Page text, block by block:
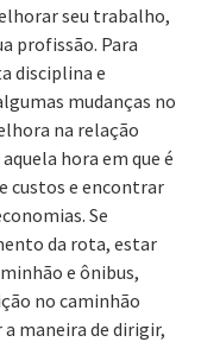
seu trabalho,
profissão. Para
disciplina e
mudanças no
na relação
hora em que é
custos e encontrar
Se
da rota, estar
e ônibus,
no caminhão
maneira de dirigir,